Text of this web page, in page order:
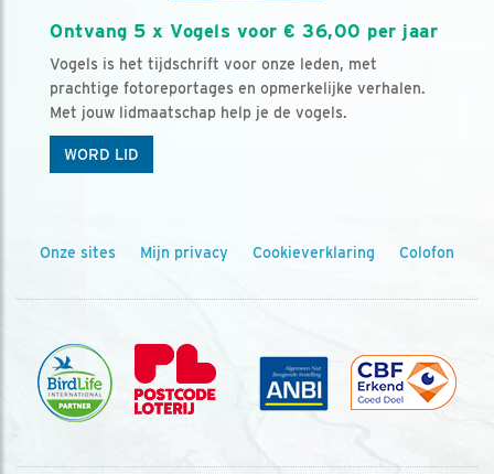
Ontvang 5 x Vogels voor € 36,00 per jaar
Vogels is het tijdschrift voor onze leden, met
prachtige fotoreportages en opmerkelijke verhalen.
Met jouw lidmaatschap help je de vogels.
WORD LID
Onze sites Mijn privacy Cookieverklaring Colofon